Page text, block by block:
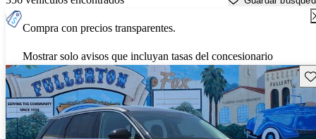
Compra con precios transparentes.
Mostrar solo avisos que incluyan tasas del concesionario